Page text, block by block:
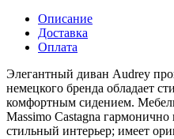
Описание
Доставка
Оплата
Элегантный диван Audrey
немецкого бренда обладает
комфортным сидением.
Massimo Castagna
стильный интерьер; имеет